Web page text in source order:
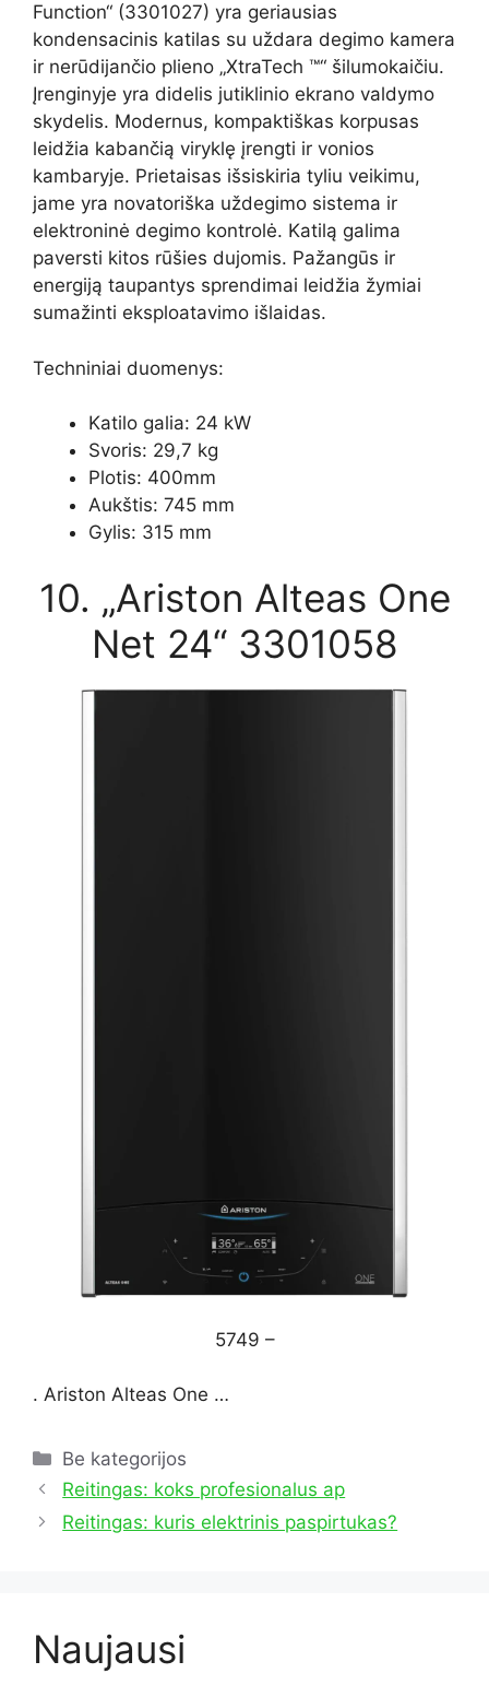
Function“ (3301027) yra geriausias
kondensacinis katilas su uždara degimo kamera
ir nerūdijančio plieno „XtraTech ™“ šilumokaičiu.
Įrenginyje yra didelis jutiklinio ekrano valdymo
skydelis. Modernus, kompaktiškas korpusas
leidžia kabančią viryklę įrengti ir vonios
kambaryje. Prietaisas išsiskiria tyliu veikimu,
jame yra novatoriška uždegimo sistema ir
elektroninė degimo kontrolė. Katilą galima
paversti kitos rūšies dujomis. Pažangūs ir
energiją taupantys sprendimai leidžia žymiai
sumažinti eksploatavimo išlaidas.
Techniniai duomenys:
Katilo galia: 24 kW
Svoris: 29,7 kg
Plotis: 400mm
Aukštis: 745 mm
Gylis: 315 mm
10. „Ariston Alteas One
Net 24“ 3301058
5749 –
. Ariston Alteas One …
Kategorijos
Be kategorijos
Reitingas: koks profesionalus ap
Reitingas: kuris elektrinis paspirtukas?
Naujausi